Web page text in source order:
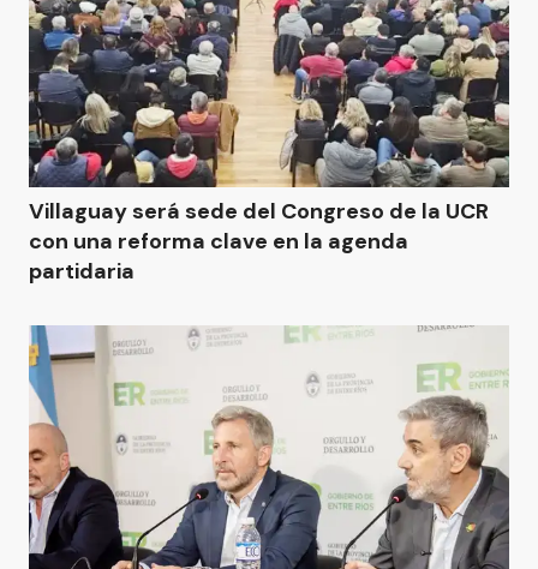
Villaguay será sede del Congreso de la UCR
con una reforma clave en la agenda
partidaria